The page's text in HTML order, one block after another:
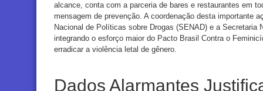
alcance, conta com a parceria de bares e restaurantes em
mensagem de prevenção. A coordenação desta importante
Nacional de Políticas sobre Drogas (SENAD) e a Secretaria
integrando o esforço maior do Pacto Brasil Contra o
erradicar a violência letal de gênero.
Dados Alarmantes